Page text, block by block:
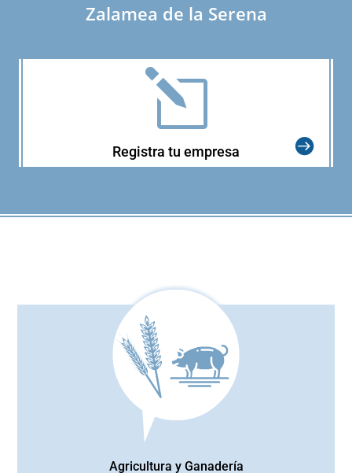
Zalamea de la Serena
l
Registra tu empresa
Agricultura y Ganadería